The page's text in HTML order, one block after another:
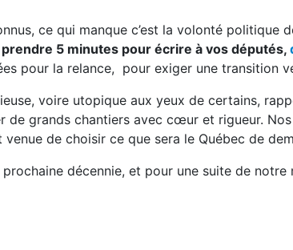
ce qui manque c’est la volonté politique
5 minutes pour écrire à vos députés,
pour la relance, pour exiger une transition
voire utopique aux yeux de certains,
de grands chantiers avec cœur et rigueur.
de choisir ce que sera le Québec de
décennie, et pour une suite de notre